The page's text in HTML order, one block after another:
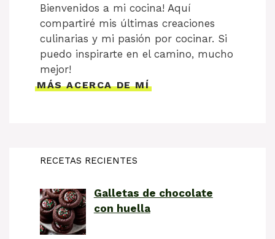
Bienvenidos a mi cocina! Aquí
compartiré mis últimas creaciones
culinarias y mi pasión por cocinar. Si
puedo inspirarte en el camino, mucho
mejor!
MÁS ACERCA DE MÍ
RECETAS RECIENTES
Galletas de chocolate
con huella